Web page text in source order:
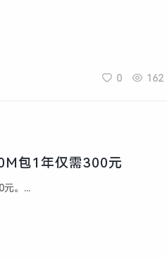
0 162
包1年仅需300元
元。...